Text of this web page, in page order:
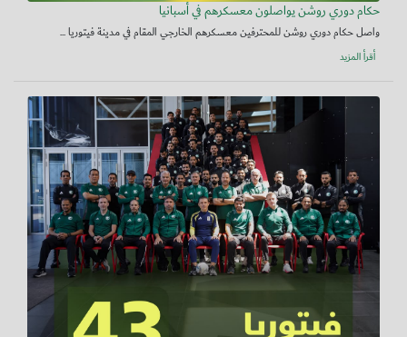
حكام دوري روشن يواصلون معسكرهم في أسبانيا
واصل حكام دوري روشن للمحترفين معسكرهم الخارجي المقام في مدينة فيتوريا ...
أقرأ المزيد